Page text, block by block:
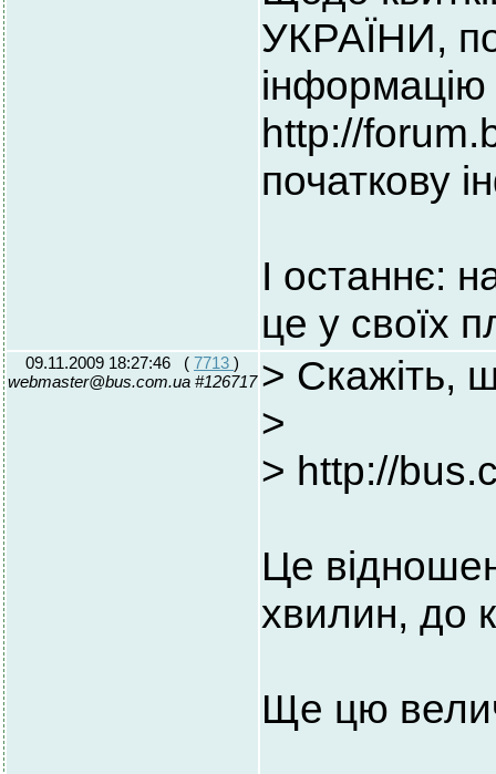
УКРАЇНИ,
http://
початкову
І останнє:
це у своїх
09.11.2009 18:27:46 ( 7713 )
webmaster@bus.com.ua #126717 > Скажіть,
>
> http://
Це
хвилин, до
Ще цю